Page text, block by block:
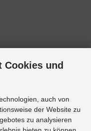
Cookies und
auch von
der Website zu
zu analysieren